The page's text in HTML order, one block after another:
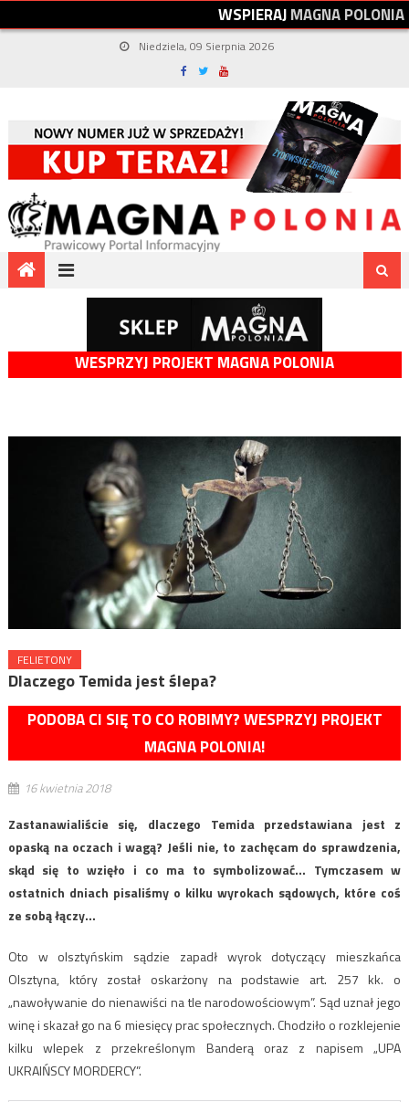
WSPIERAJMAGNAPOLONIA
Niedziela, 09 Sierpnia 2026
WESPRZYJ PROJEKT MAGNA POLONIA
FELIETONY
Dlaczego Temida jest ślepa?
PODOBA CI SIĘ TO CO ROBIMY? WESPRZYJ PROJEKT
MAGNA POLONIA!
16 kwietnia 2018
Zastanawialiście się, dlaczego Temida przedstawiana jest z
opaską na oczach i wagą? Jeśli nie, to zachęcam do sprawdzenia,
skąd się to wzięło i co ma to symbolizować… Tymczasem w
ostatnich dniach pisaliśmy o kilku wyrokach sądowych, które coś
ze sobą łączy…
Oto w olsztyńskim sądzie zapadł wyrok dotyczący mieszkańca
Olsztyna, który został oskarżony na podstawie art. 257 kk. o
„nawoływanie do nienawiści na tle narodowościowym”. Sąd uznał jego
winę i skazał go na 6 miesięcy prac społecznych. Chodziło o rozklejenie
kilku wlepek z przekreślonym Banderą oraz z napisem „UPA
UKRAIŃSCY MORDERCY”.